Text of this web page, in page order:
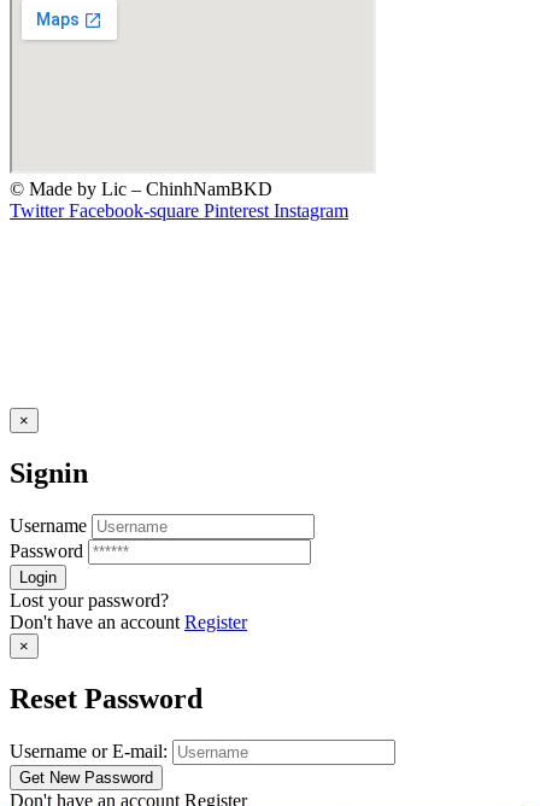
© Made by Lic – ChinhNamBKD
Twitter Facebook-square Pinterest Instagram
×
Signin
Username
Password
Lost your password?
Don't have an account Register
×
Reset Password
Username or E-mail:
Don't have an account Register